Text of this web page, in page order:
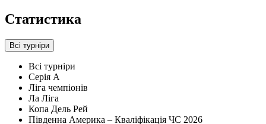
Статистика
Всі турніри
Всі турніри
Серія А
Ліга чемпіонів
Ла Ліга
Копа Дель Рей
Південна Америка – Кваліфікація ЧС 2026